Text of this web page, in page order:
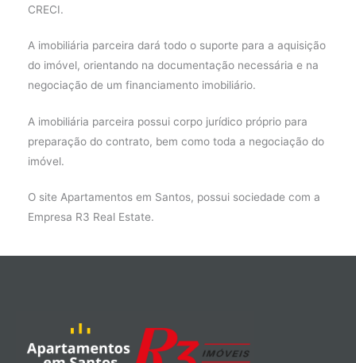
CRECI.
A imobiliária parceira dará todo o suporte para a aquisição
do imóvel, orientando na documentação necessária e na
negociação de um financiamento imobiliário.
A imobiliária parceira possui corpo jurídico próprio para
preparação do contrato, bem como toda a negociação do
imóvel.
O site Apartamentos em Santos, possui sociedade com a
Empresa R3 Real Estate.